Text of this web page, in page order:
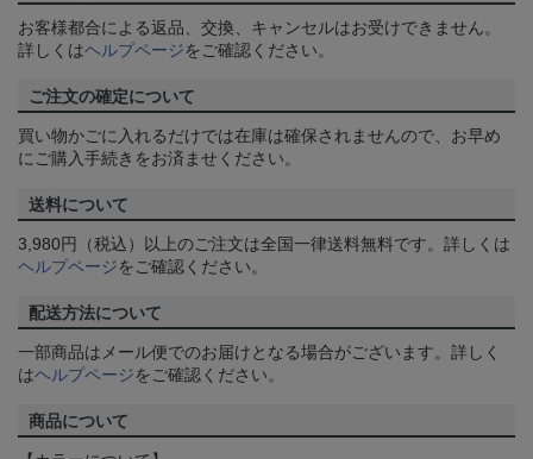
お客様都合による返品、交換、キャンセルはお受けできません。
詳しくはヘルプページをご確認ください。
ご注文の確定について
買い物かごに入れるだけでは在庫は確保されませんので、お早め
にご購入手続きをお済ませください。
送料について
3,980円（税込）以上のご注文は全国一律送料無料です。詳しくは
ヘルプページをご確認ください。
配送方法について
一部商品はメール便でのお届けとなる場合がございます。詳しく
はヘルプページをご確認ください。
商品について